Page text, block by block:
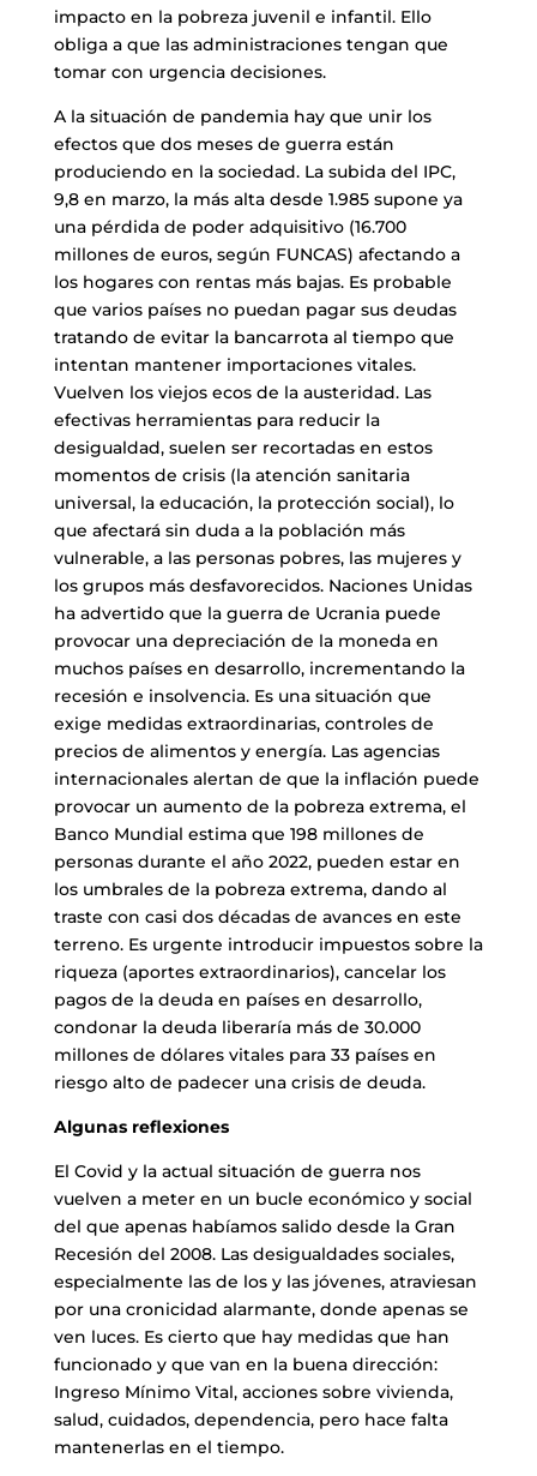
impacto en la pobreza juvenil e infantil. Ello
obliga a que las administraciones tengan que
tomar con urgencia decisiones.
A la situación de pandemia hay que unir los
efectos que dos meses de guerra están
produciendo en la sociedad. La subida del IPC,
9,8 en marzo, la más alta desde 1.985 supone ya
una pérdida de poder adquisitivo (16.700
millones de euros, según FUNCAS) afectando a
los hogares con rentas más bajas. Es probable
que varios países no puedan pagar sus deudas
tratando de evitar la bancarrota al tiempo que
intentan mantener importaciones vitales.
Vuelven los viejos ecos de la austeridad. Las
efectivas herramientas para reducir la
desigualdad, suelen ser recortadas en estos
momentos de crisis (la atención sanitaria
universal, la educación, la protección social), lo
que afectará sin duda a la población más
vulnerable, a las personas pobres, las mujeres y
los grupos más desfavorecidos. Naciones Unidas
ha advertido que la guerra de Ucrania puede
provocar una depreciación de la moneda en
muchos países en desarrollo, incrementando la
recesión e insolvencia. Es una situación que
exige medidas extraordinarias, controles de
precios de alimentos y energía. Las agencias
internacionales alertan de que la inflación puede
provocar un aumento de la pobreza extrema, el
Banco Mundial estima que 198 millones de
personas durante el año 2022, pueden estar en
los umbrales de la pobreza extrema, dando al
traste con casi dos décadas de avances en este
terreno. Es urgente introducir impuestos sobre la
riqueza (aportes extraordinarios), cancelar los
pagos de la deuda en países en desarrollo,
condonar la deuda liberaría más de 30.000
millones de dólares vitales para 33 países en
riesgo alto de padecer una crisis de deuda.
Algunas reflexiones
El Covid y la actual situación de guerra nos
vuelven a meter en un bucle económico y social
del que apenas habíamos salido desde la Gran
Recesión del 2008. Las desigualdades sociales,
especialmente las de los y las jóvenes, atraviesan
por una cronicidad alarmante, donde apenas se
ven luces. Es cierto que hay medidas que han
funcionado y que van en la buena dirección:
Ingreso Mínimo Vital, acciones sobre vivienda,
salud, cuidados, dependencia, pero hace falta
mantenerlas en el tiempo.